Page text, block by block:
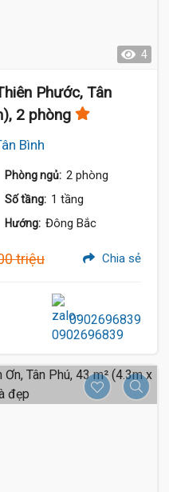
4
Phước, Tân
2 phòng
Bình
Phòng ngủ: 2 phòng
Số tầng: 1 tầng
Hướng: Đông Bắc
triệu Chia sẻ
0902696839